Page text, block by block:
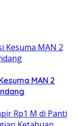
MAN 2